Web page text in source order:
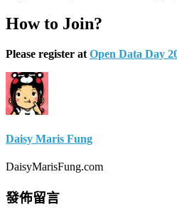
How to Join?
Please register at Open Data Day
Daisy Maris Fung
DaisyMarisFung.com
發佈留言